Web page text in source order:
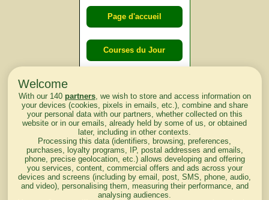
Page d'accueil
Courses du Jour
lendemain
Courses
d'aujourd'hui
Welcome
With our 140 partners, we wish to store and access information on
your devices (cookies, pixels in emails, etc.), combine and share
your personal data with our partners, whether collected on this
website or in our emails, already held by some of us, or obtained
later, including in other contexts.
Processing this data (identifiers, browsing, preferences,
purchases, loyalty programs, IP, postal addresses and emails,
phone, precise geolocation, etc.) allows developing and offering
you services, content, commercial offers and ads across your
devices and screens (including by email, post, SMS, phone, audio,
and video), personalising them, measuring their performance, and
analysing audiences.